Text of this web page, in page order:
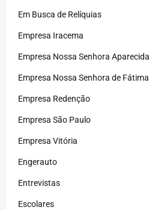
Em Busca de Relíquias
Empresa Iracema
Empresa Nossa Senhora Aparecida
Empresa Nossa Senhora de Fátima
Empresa Redenção
Empresa São Paulo
Empresa Vitória
Engerauto
Entrevistas
Escolares